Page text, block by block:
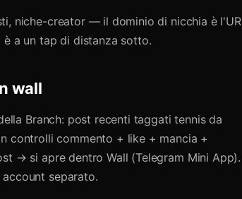
niche-creator — il dominio di nicchia è
è a un tap di distanza sotto.
wall
Branch: post recenti taggati tennis da
controlli commento + like + mancia +
→ si apre dentro Wall (Telegram Mini
separato.